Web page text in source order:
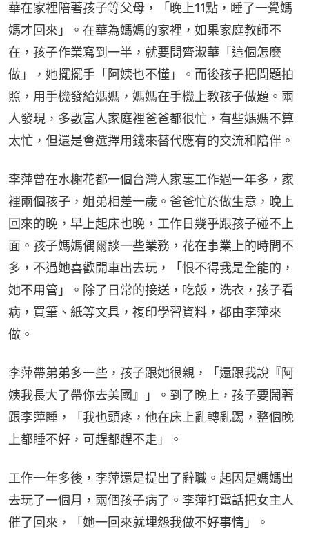
華在家裡陪著孩子等父母，「晚上11點，睡了一覺媽
媽才回來」。在華為媽媽的家裡，如果家庭教師不
在，孩子作業寫到一半，就要問齊淑華「這個怎麼
做」，她擺擺手「阿姨也不懂」。而後孩子把問題拍
照，用手機發給媽媽，媽媽在手機上教孩子做題。兩
人發現，多數富人家庭裡爸爸都很忙，有些媽媽不算
太忙，但還是會選擇用錢來替代應有的交流和陪伴。
李萍曾在水榭花都一個台灣人家裏工作過一年多，家
裡兩個孩子，姐弟相差一歲。爸爸忙於做生意，晚上
回來的晚，早上起床也晚，工作日幾乎跟孩子碰不上
面。孩子媽媽偶爾談一些業務，花在事業上的時間不
多，不過她喜歡開車出去玩，「恨不得我是全能的，
她不用管」。除了日常的接送，吃飯，洗衣，孩子看
病，買筆、紙等文具，複印學習資料，都由李萍來
做。
李萍帶弟弟多一些，孩子跟她很親，「還跟我說『阿
姨我長大了帶你去美國』」。到了晚上，孩子要鬧著
跟李萍睡，「我也頭疼，他在床上亂轉亂踢，整個晚
上都睡不好，可趕都趕不走」。
工作一年多後，李萍還是提出了辭職。起因是媽媽出
去玩了一個月，兩個孩子病了。李萍打電話把女主人
催了回來，「她一回來就埋怨我做不好事情」。